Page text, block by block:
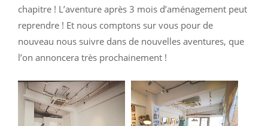
chapitre ! L’aventure après 3 mois d’aménagement peut
reprendre ! Et nous comptons sur vous pour de
nouveau nous suivre dans de nouvelles aventures, que
l’on annoncera très prochainement !